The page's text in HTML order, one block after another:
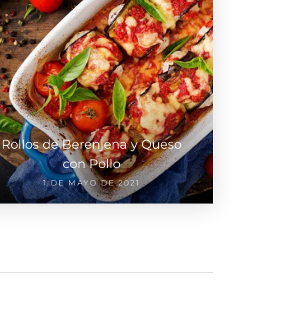
Rollos de Berenjena y Queso
con Pollo
1 DE MAYO DE 2021